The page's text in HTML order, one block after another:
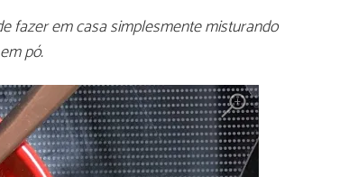
fazer em casa simplesmente misturando
pó.